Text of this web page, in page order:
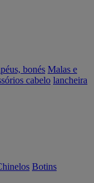
bonés Malas e
cabelo lancheira
Botins